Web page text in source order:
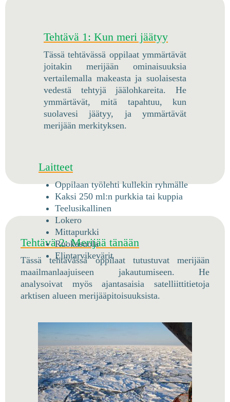
Tehtävä 1: Kun meri jäätyy
Tässä tehtävässä oppilaat ymmärtävät
joitakin merijään ominaisuuksia
vertailemalla makeasta ja suolaisesta
vedestä tehtyjä jäälohkareita. He
ymmärtävät, mitä tapahtuu, kun
suolavesi jäätyy, ja ymmärtävät
merijään merkityksen.
Laitteet
Oppilaan työlehti kullekin ryhmälle
Kaksi 250 ml:n purkkia tai kuppia
Teelusikallinen
Lokero
Mittapurkki
Ruokasuola
Elintarvikevärit
Tehtävä 2: Merijää tänään
Tässä tehtävässä oppilaat tutustuvat merijään
maailmanlaajuiseen jakautumiseen. He
analysoivat myös ajantasaisia satelliittitietoja
arktisen alueen merijääpitoisuuksista.